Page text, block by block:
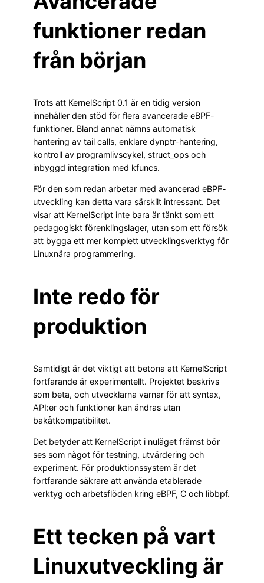
funktioner redan
från början
Trots att KernelScript 0.1 är en tidig version
innehåller den stöd för flera avancerade eBPF-
funktioner. Bland annat nämns automatisk
hantering av tail calls, enklare dynptr-hantering,
kontroll av programlivscykel, struct_ops och
inbyggd integration med kfuncs.
För den som redan arbetar med avancerad eBPF-
utveckling kan detta vara särskilt intressant. Det
visar att KernelScript inte bara är tänkt som ett
pedagogiskt förenklingslager, utan som ett försök
att bygga ett mer komplett utvecklingsverktyg för
Linuxnära programmering.
Inte redo för
produktion
Samtidigt är det viktigt att betona att KernelScript
fortfarande är experimentellt. Projektet beskrivs
som beta, och utvecklarna varnar för att syntax,
API:er och funktioner kan ändras utan
bakåtkompatibilitet.
Det betyder att KernelScript i nuläget främst bör
ses som något för testning, utvärdering och
experiment. För produktionssystem är det
fortfarande säkrare att använda etablerade
verktyg och arbetsflöden kring eBPF, C och libbpf.
Ett tecken på vart
Linuxutveckling är